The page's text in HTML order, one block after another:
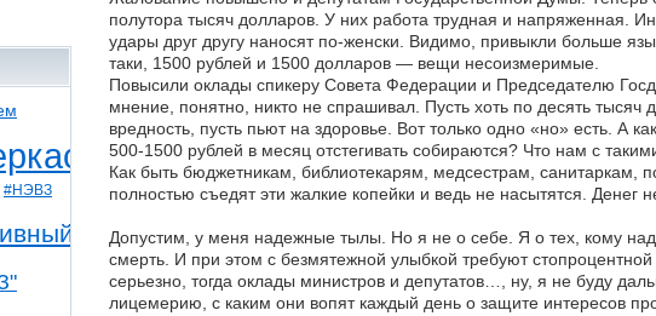
#НЭВЗ
полутора тысяч долларов. У них работа трудная и напряженная.
удары друг другу наносят по-женски. Видимо, привыкли больше
таки, 1500 рублей и 1500 долларов — вещи несоизмеримые.
Повысили оклады спикеру Совета Федерации и Председателю
мнение, понятно, никто не спрашивал. Пусть хоть по десять
вредность, пусть пьют на здоровье. Вот только одно «но» есть. А
500-1500 рублей в месяц отстегивать собираются? Что нам с
Как быть бюджетникам, библиотекарям, медсестрам, санитаркам,
полностью съедят эти жалкие копейки и ведь не насытятся. Денег
Допустим, у меня надежные тылы. Но я не о себе. Я о тех, кому
смерть. И при этом с безмятежной улыбкой требуют
серьезно, тогда оклады министров и депутатов…, ну, я не буду
лицемерию, с каким они вопят каждый день о защите интересов